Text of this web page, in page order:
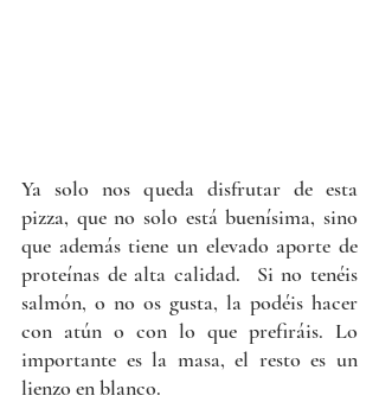
Ya solo nos queda disfrutar de esta
pizza, que no solo está buenísima, sino
que además tiene un elevado aporte de
proteínas de alta calidad.  Si no tenéis
salmón, o no os gusta, la podéis hacer
con atún o con lo que prefiráis. Lo
importante es la masa, el resto es un
lienzo en blanco.